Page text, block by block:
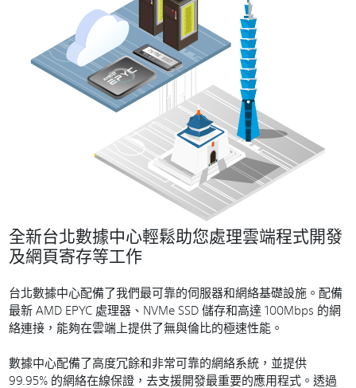
全新台北數據中心輕鬆助您處理雲端程式開發
及網頁寄存等工作
台北數據中心配備了我們最可靠的伺服器和網絡基礎設施。配備
最新 AMD EPYC 處理器、NVMe SSD 儲存和高達 100Mbps 的網
絡連接，能夠在雲端上提供了無與倫比的極速性能。
數據中心配備了高度冗餘和非常可靠的網絡系統，並提供
99.95% 的網絡在線保證，去支援開發最重要的應用程式。透過